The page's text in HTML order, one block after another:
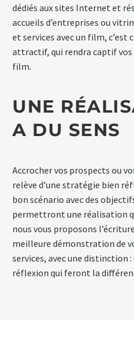
dédiés aux sites Internet et
accueils d’entreprises ou
et services avec un film, c’est
attractif, qui rendra captif vos
film.
UNE
A DU SENS
Accrocher vos prospects ou
relève d’une stratégie bien
bon scénario avec des
permettront une réalisation
nous vous proposons
meilleure démonstration de
services, avec une distinction :
réflexion qui feront la